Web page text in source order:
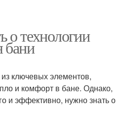
о технологии
бани
ключевых элементов,
и комфорт в бане. Однако,
и эффективно, нужно знать о